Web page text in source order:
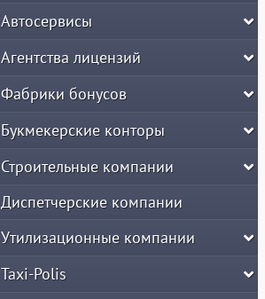
Автосервисы
Агентства лицензий
Фабрики бонусов
Букмекерские конторы
Строительные компании
Диспетчерские компании
Утилизационные компании
Taxi-Polis